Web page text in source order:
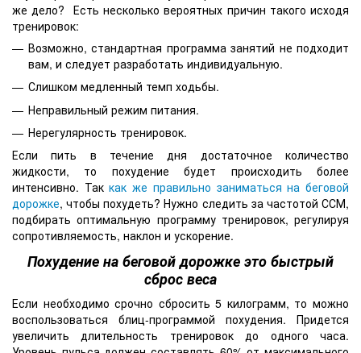
же дело? Есть несколько вероятных причин такого исходя
тренировок:
Возможно, стандартная программа занятий не подходит
вам, и следует разработать индивидуальную.
Слишком медленный темп ходьбы.
Неправильный режим питания.
Нерегулярность тренировок.
Если пить в течение дня достаточное количество
жидкости, то похудение будет происходить более
интенсивно. Таккак же правильно заниматься на беговой
дорожке, чтобы похудеть? Нужно следить за частотой ССМ,
подбирать оптимальную программу тренировок, регулируя
сопротивляемость, наклон и ускорение.
Похудение на беговой дорожке это быстрый
сброс веса
Если необходимо срочно сбросить 5 килограмм, то можно
воспользоваться блиц-программой похудения. Придется
увеличить длительность тренировок до одного часа.